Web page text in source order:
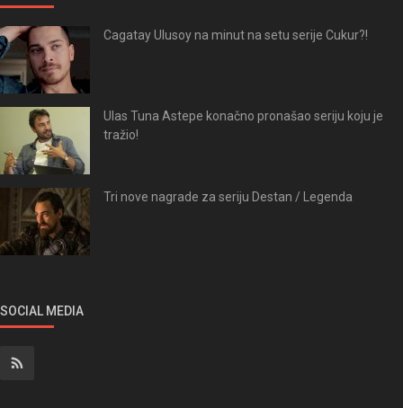
Cagatay Ulusoy na minut na setu serije Cukur?!
Ulas Tuna Astepe konačno pronašao seriju koju je
tražio!
Tri nove nagrade za seriju Destan / Legenda
SOCIAL MEDIA